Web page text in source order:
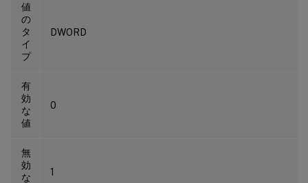
値
の
タ
イ
プ
DWORD
有
効
な
値
0
無
効
な
1